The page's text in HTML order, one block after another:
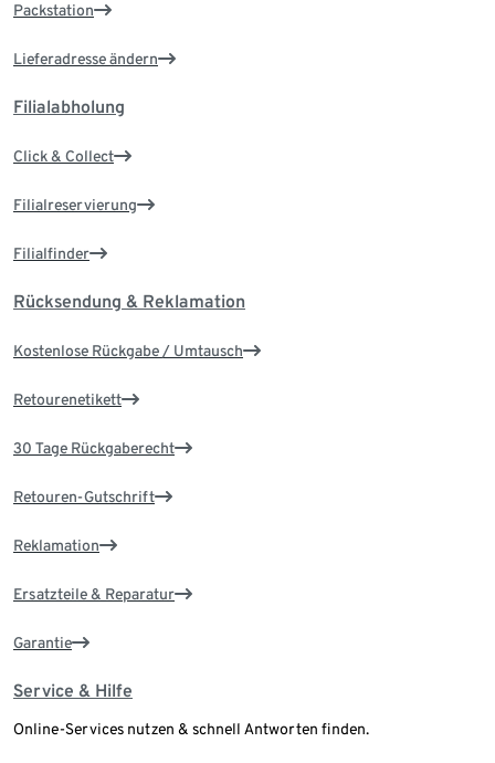
Packstation
Lieferadresse ändern
Filialabholung
Click & Collect
Filialreservierung
Filialfinder
Rücksendung & Reklamation
Kostenlose Rückgabe / Umtausch
Retourenetikett
30 Tage Rückgaberecht
Retouren-Gutschrift
Reklamation
Ersatzteile & Reparatur
Garantie
Service & Hilfe
Online-Services nutzen & schnell Antworten finden.